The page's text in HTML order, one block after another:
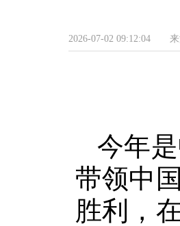
2026-07-02 09:12:04
今年
带领中
胜利，